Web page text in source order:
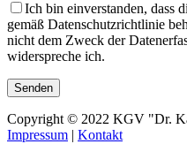
Ich bin einverstanden, dass
gemäß Datenschutzrichtlinie
nicht dem Zweck der
widerspreche ich.
Copyright © 2022 KGV "Dr.
Impressum | Kontakt